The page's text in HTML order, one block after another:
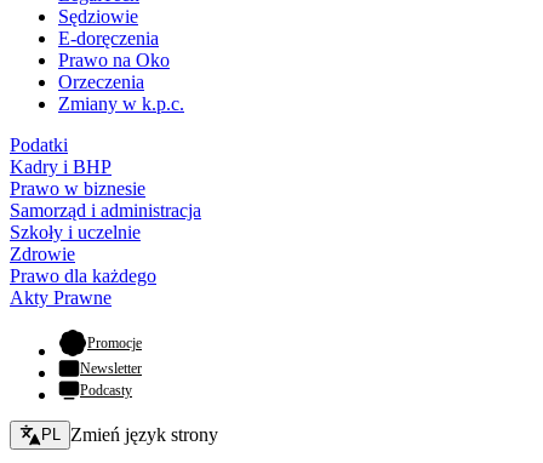
Sędziowie
E-doręczenia
Prawo na Oko
Orzeczenia
Zmiany w k.p.c.
Podatki
Kadry i BHP
Prawo w biznesie
Samorząd i administracja
Szkoły i uczelnie
Zdrowie
Prawo dla każdego
Akty Prawne
Promocje- otwiera się w nowej karcie
Newsletter
Podcasty
Zmień język - bieżący:
PL Zmień język strony